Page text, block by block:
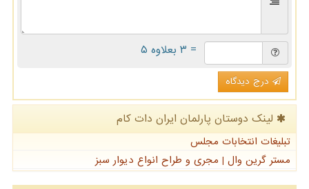
= ۳ بعلاوه ۵
درج دیدگاه
لینک دوستان پارلمان ایران دات كام
تبلیغات انتخابات مجلس
مستر گرین وال | مجری و طراح انواع دیوار سبز